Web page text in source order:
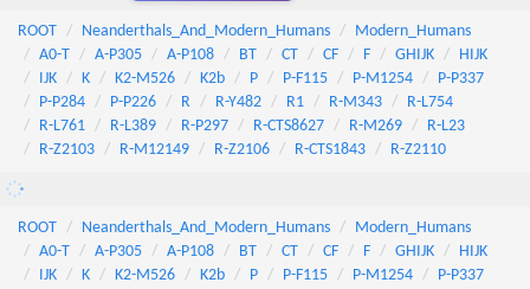
ROOT Neanderthals_And_Modern_Humans
Modern_Humans
A0-T
A-P305 A-P108 BT CT CF F GHIJK
HIJK
IJK
K K2-M526 K2b P P-F115 P-M1254
P-P337
P-P284
P-P226 R R-Y482 R1 R-M343
R-L754
R-L761
R-L389 R-P297 R-CTS8627 R-M269
R-L23
R-Z2103
R-M12149 R-Z2106 R-CTS1843 R-Z2110
ROOT Neanderthals_And_Modern_Humans
Modern_Humans
A0-T
A-P305 A-P108 BT CT CF F GHIJK
HIJK
IJK
K K2-M526 K2b P P-F115 P-M1254
P-P337